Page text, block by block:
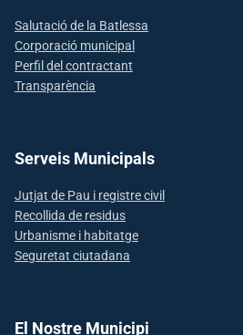
Salutació de la Batlessa
Corporació municipal
Perfil del contractant
Transparència
Serveis Municipals
Jutjat de Pau i registre civil
Recollida de residus
Urbanisme i habitatge
Seguretat ciutadana
El Nostre Municipi